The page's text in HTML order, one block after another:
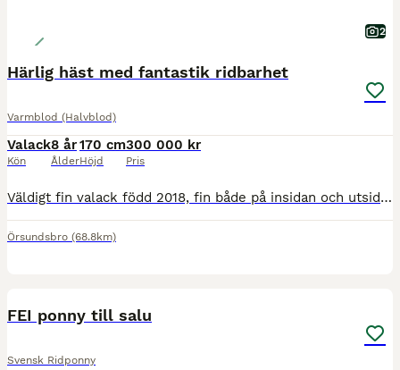
2
Härlig häst med fantastik ridbarhet
Varmblod (Halvblod)
Valack
Kön
8 år
Ålder
170 cm
Höjd
300 000 kr
Pris
Väldigt fin valack född 2018, fin både på insidan och utsidan! Tre mycket bra gångarter, inkännande och arbetsvillig med egen motor och ger en härlig ridkänsla. Välutbildad och gör fina skolor och by
Örsundsbro (68.8km)
FEI ponny till salu
Svensk Ridponny